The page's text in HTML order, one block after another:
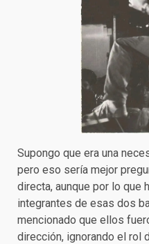
Supongo que era una
pero eso sería mejor
directa, aunque por lo que
integrantes de esas dos
mencionado que ellos
dirección, ignorando el rol